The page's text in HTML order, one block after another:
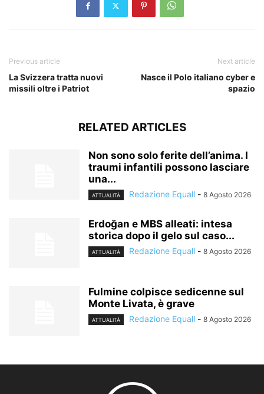
Previous article
La Svizzera tratta nuovi
missili oltre i Patriot
Next article
Nasce il Polo italiano cyber e
spazio
RELATED ARTICLES
Non sono solo ferite dell’anima. I
traumi infantili possono lasciare
una...
ATTUALITÀ Redazione Equall - 8 Agosto 2026
Erdoğan e MBS alleati: intesa
storica dopo il gelo sul caso...
ATTUALITÀ Redazione Equall - 8 Agosto 2026
Fulmine colpisce sedicenne sul
Monte Livata, è grave
ATTUALITÀ Redazione Equall - 8 Agosto 2026